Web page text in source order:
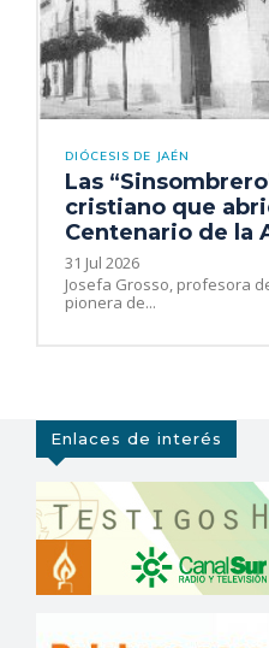
DIÓCESIS DE JAÉN
Las
cristiano que
Centenario de la
31 Jul 2026
Josefa Grosso, profesora
pionera de...
Enlaces de interés